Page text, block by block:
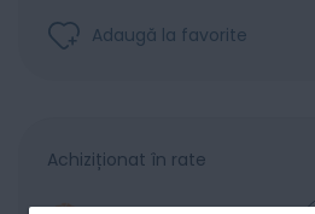
Adaugă la favorite
Achiziționat în rate